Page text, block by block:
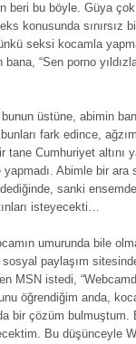
beri bu böyle. Güya
konusunda sınırsız
seksi kocamla
“Sen porno
üstüne, abimin
fark edince,
tane Cumhuriyet altını
Abimle bir ara
sanki
isteyecekti…
umurunda bile
paylaşım
MSN istedi,
öğrendiğim anda,
bir çözüm bulmuştum.
Bu düşünceyle